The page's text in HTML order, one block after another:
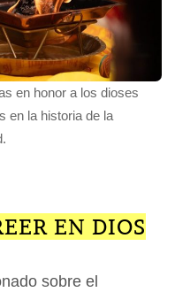
en honor a los dioses
en la historia de la
EN DIOS
sobre el